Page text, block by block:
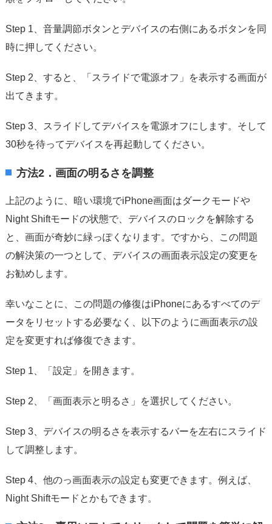
Step 1、音量調節ボタンとデバイスの右側にあるボタンを同
時に押してください。
Step 2、すると、「スライドで電源オフ」を表示する画面が
出てきます。
Step 3、スライドしてデバイスを電源オフにします。そして
30秒を待ってデバイスを再起動してください。
方法2．画面の明るさを調整
上記のように、暗い環境でiPhone画面はダークモードや
Night Shiftモードの状態で、デバイスのロックを解除する
と、画面が奇妙に緑っぽくなります。ですから、この問題
の解決策の一つとして、デバイスの画面表示設定の変更を
お勧めします。
幸いなことに、この問題の修復はiPhoneにあるすべてのデ
ータをリセットする必要なく、以下のように画面表示の設
定を変更すれば修復できます。
Step 1、「設定」を開きます。
Step 2、「画面表示と明るさ」を選択してください。
Step 3、デバイスの明るさを表示するバーを左右にスライド
して調整します。
Step 4、他のっ画面表示の設定も変更できます。例えば、
Night Shiftモードとかもできます。